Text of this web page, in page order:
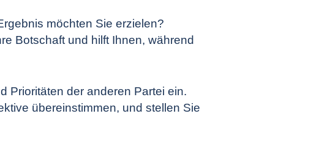
möchten Sie erzielen?
Botschaft und hilft Ihnen, während
Prioritäten der anderen Partei ein.
übereinstimmen, und stellen Sie